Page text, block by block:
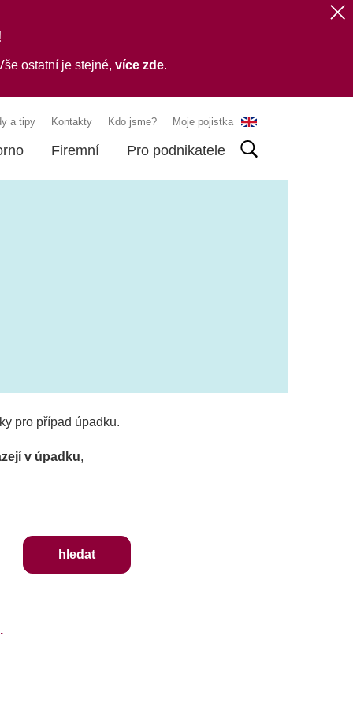
ostatní je stejné, více zde.
a tipy Kontakty Kdo jsme? Moje pojistka
Firemní Pro podnikatele
pro případ úpadku.
v úpadku,
hledat